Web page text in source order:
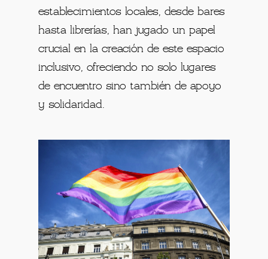
establecimientos locales, desde bares
hasta librerías, han jugado un papel
crucial en la creación de este espacio
inclusivo, ofreciendo no solo lugares
de encuentro sino también de apoyo
y solidaridad.